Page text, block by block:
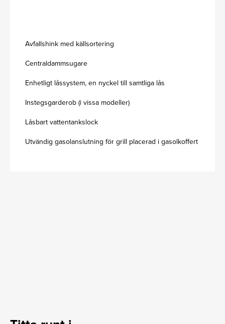
Avfallshink med källsortering
Centraldammsugare
Enhetligt låssystem, en nyckel till samtliga lås
Instegsgarderob (i vissa modeller)
Låsbart vattentankslock
Utvändig gasolanslutning för grill placerad i gasolkoffert